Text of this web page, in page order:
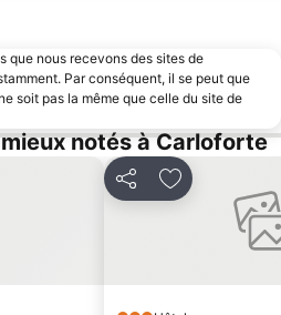
que nous recevons des sites de
Par conséquent, il se peut que
soit pas la même que celle du site de
notés à Carloforte
PartagerAjouter à